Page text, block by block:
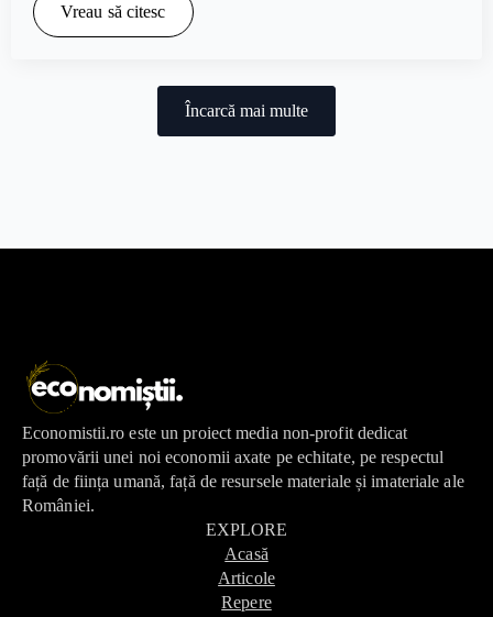
Vreau să citesc
Încarcă mai multe
Economistii.ro este un proiect media non-profit dedicat
promovării unei noi economii axate pe echitate, pe respectul
față de ființa umană, față de resursele materiale și imateriale ale
României.
EXPLORE
Acasă
Articole
Repere